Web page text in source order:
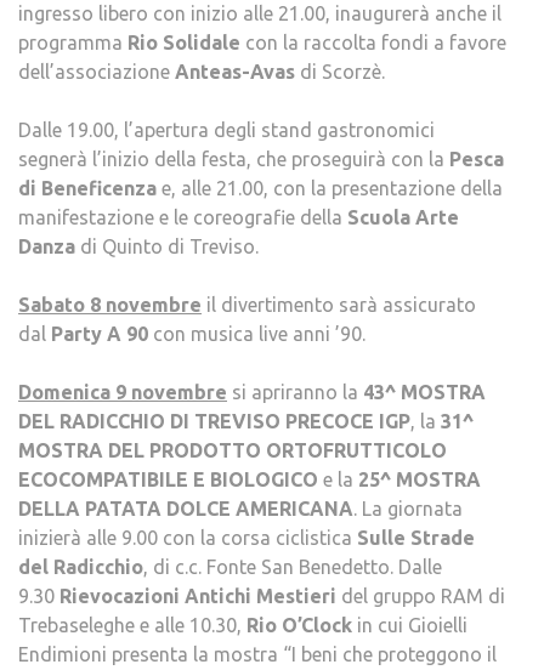
ingresso libero con inizio alle 21.00, inaugurerà anche il
programma Rio Solidale con la raccolta fondi a favore
dell’associazione Anteas-Avas di Scorzè.
Dalle 19.00, l’apertura degli stand gastronomici
segnerà l’inizio della festa, che proseguirà con la Pesca
di Beneficenza e, alle 21.00, con la presentazione della
manifestazione e le coreografie della Scuola Arte
Danza di Quinto di Treviso.
Sabato 8 novembre il divertimento sarà assicurato
dal Party A 90 con musica live anni ’90.
Domenica 9 novembre si apriranno la 43^ MOSTRA
DEL RADICCHIO DI TREVISO PRECOCE IGP, la 31^
MOSTRA DEL PRODOTTO ORTOFRUTTICOLO
ECOCOMPATIBILE E BIOLOGICO e la 25^ MOSTRA
DELLA PATATA DOLCE AMERICANA. La giornata
inizierà alle 9.00 con la corsa ciclistica Sulle Strade
del Radicchio, di c.c. Fonte San Benedetto. Dalle
9.30 Rievocazioni Antichi Mestieri del gruppo RAM di
Trebaseleghe e alle 10.30, Rio O’Clock in cui Gioielli
Endimioni presenta la mostra “I beni che proteggono il